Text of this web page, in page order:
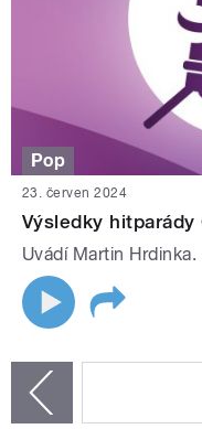
Pop
23. červen 2024
Výsledky hitparády
Uvádí Martin Hrdinka.